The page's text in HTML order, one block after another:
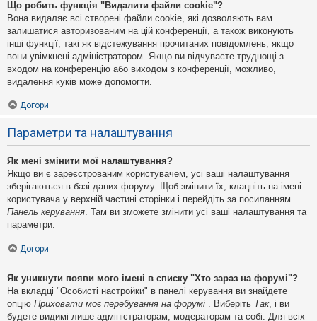
Що робить функція "Видалити файли cookie"?
Вона видаляє всі створені файли cookie, які дозволяють вам
залишатися авторизованим на цій конференції, а також виконують
інші функції, такі як відстежування прочитаних повідомлень, якщо
вони увімкнені адміністратором. Якщо ви відчуваєте труднощі з
входом на конференцію або виходом з конференції, можливо,
видалення куків може допомогти.
Догори
Параметри та налаштування
Як мені змінити мої налаштування?
Якщо ви є зареєстрованим користувачем, усі ваші налаштування
зберігаються в базі даних форуму. Щоб змінити їх, клацніть на імені
користувача у верхній частині сторінки і перейдіть за посиланням
Панель керування . Там ви зможете змінити усі ваші налаштування та
параметри.
Догори
Як уникнути появи мого імені в списку "Хто зараз на форумі"?
На вкладці "Особисті настройки" в панелі керування ви знайдете
опцію Приховати моє перебування на форумі . Виберіть Так, і ви
будете видимі лише адміністраторам, модераторам та собі. Для всіх